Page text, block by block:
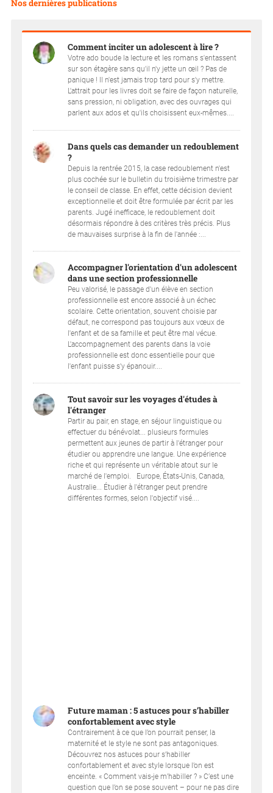
Nos dernières publications
Comment inciter un adolescent à lire ?
Votre ado boude la lecture et les romans s'entassent
sur son étagère sans qu'il n'y jette un œil ? Pas de
panique ! Il n'est jamais trop tard pour s'y mettre.
L'attrait pour les livres doit se faire de façon naturelle,
sans pression, ni obligation, avec des ouvrages qui
parlent aux ados et qu'ils choisissent eux-mêmes....
Dans quels cas demander un redoublement
?
Depuis la rentrée 2015, la case redoublement n'est
plus cochée sur le bulletin du troisième trimestre par
le conseil de classe. En effet, cette décision devient
exceptionnelle et doit être formulée par écrit par les
parents. Jugé inefficace, le redoublement doit
désormais répondre à des critères très précis. Plus
de mauvaises surprise à la fin de l'année :...
Accompagner l'orientation d'un adolescent
dans une section professionnelle
Peu valorisé, le passage d'un élève en section
professionnelle est encore associé à un échec
scolaire. Cette orientation, souvent choisie par
défaut, ne correspond pas toujours aux vœux de
l'enfant et de sa famille et peut être mal vécue.
L'accompagnement des parents dans la voie
professionnelle est donc essentielle pour que
l'enfant puisse s'y épanouir....
Tout savoir sur les voyages d'études à
l'étranger
Partir au pair, en stage, en séjour linguistique ou
effectuer du bénévolat... plusieurs formules
permettent aux jeunes de partir à l'étranger pour
étudier ou apprendre une langue. Une expérience
riche et qui représente un véritable atout sur le
marché de l'emploi. Europe, États-Unis, Canada,
Australie... Étudier à l'étranger peut prendre
différentes formes, selon l'objectif visé....
Future maman : 5 astuces pour s’habiller
confortablement avec style
Contrairement à ce que l’on pourrait penser, la
maternité et le style ne sont pas antagoniques.
Découvrez nos astuces pour s’habiller
confortablement et avec style lorsque l’on est
enceinte. « Comment vais-je m’habiller ? » C’est une
question que l’on se pose souvent – pour ne pas dire